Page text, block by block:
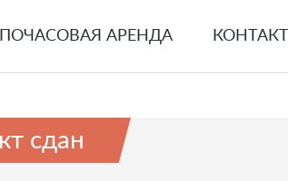
ПОЧАСОВАЯ АРЕНДА
сдан